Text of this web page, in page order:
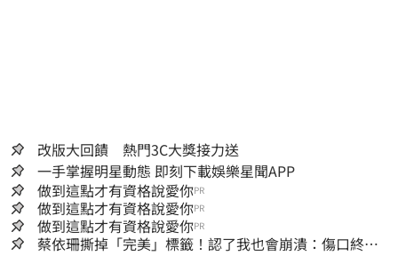
改版大回饋 熱門3C大獎接力送
一手掌握明星動態 即刻下載娛樂星聞APP
做到這點才有資格說愛你PR
做到這點才有資格說愛你PR
做到這點才有資格說愛你PR
蔡依珊撕掉「完美」標籤！認了我也會崩潰：傷口終究